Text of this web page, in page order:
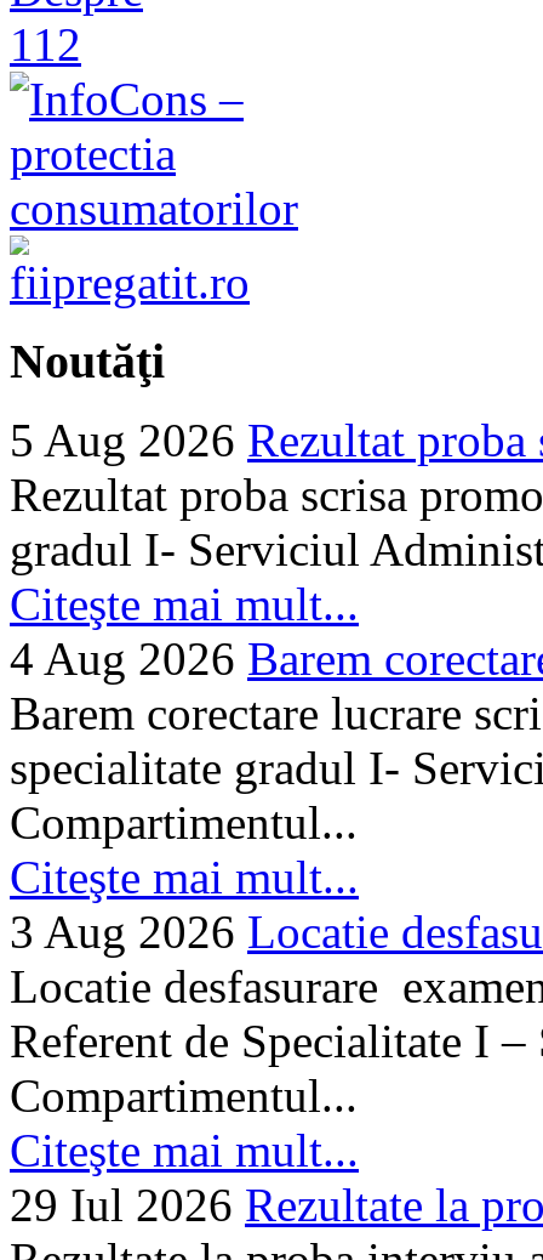
Noutăţi
5 Aug 2026 Rezultat proba
Rezultat proba scrisa
gradul I- Serviciul
Citeşte mai mult...
4 Aug 2026 Barem
Barem corectare lucrare
specialitate gradul I-
Compartimentul...
Citeşte mai mult...
3 Aug 2026 Locatie
Locatie desfasurare
Referent de Specialitate I
Compartimentul...
Citeşte mai mult...
29 Iul 2026 Rezultate la